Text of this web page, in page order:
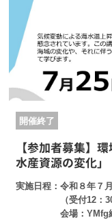
開催終了
【参加者募集】
水産資源の変化」
実施日程
令和８年７
（受付12：
会場：YMfg